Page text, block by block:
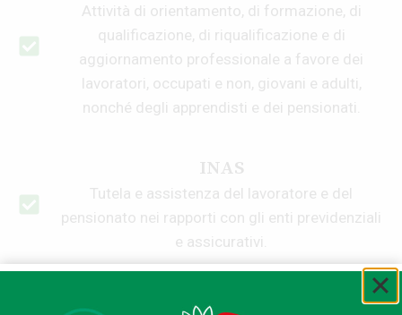
Attività di orientamento, di formazione, di
qualificazione, di riqualificazione e di
aggiornamento professionale a favore dei
lavoratori, occupati e non, giovani e adulti,
nonché degli apprendisti e dei pensionati.
INAS
Tutela e assistenza del lavoratore e del
pensionato nei rapporti con gli enti previdenziali
e assicurativi.
VERTENZE SINDACARE